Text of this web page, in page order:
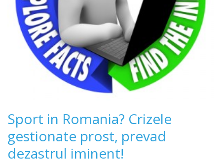
Sport in Romania? Crizele
gestionate prost, prevad
dezastrul iminent!